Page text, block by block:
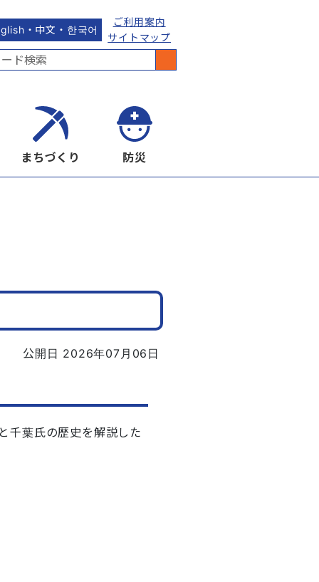
・中文・한국어
ご利用案内
サイトマップ
まちづくり 防災
公開日 2026年07月06日
千葉氏の歴史を解説した